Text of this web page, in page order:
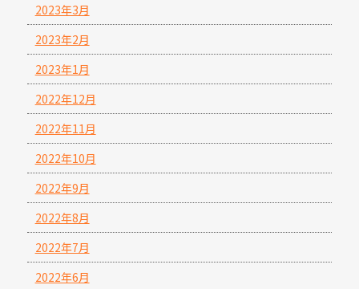
2023年3月
2023年2月
2023年1月
2022年12月
2022年11月
2022年10月
2022年9月
2022年8月
2022年7月
2022年6月